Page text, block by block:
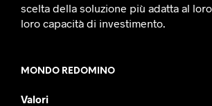
scelta della soluzione più adatta al
loro capacità di investimento.
MONDO REDOMINO
Valori